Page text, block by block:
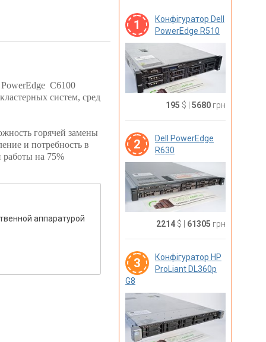
C6100
систем, сред
горячей замены
и потребность в
работы на 75%
аппаратурой
1
Конфігуратор Dell
PowerEdge R510
195 $ | 5680грн
2
Dell PowerEdge
R630
2214$ 61305 грн
3
Конфігуратор HP
ProLiant DL360p
G8